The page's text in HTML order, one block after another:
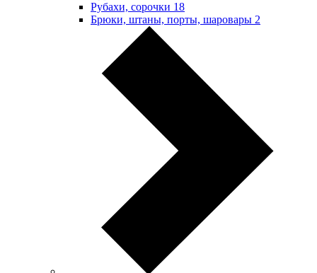
Рубахи, сорочки 18
Брюки, штаны, порты, шаровары 2